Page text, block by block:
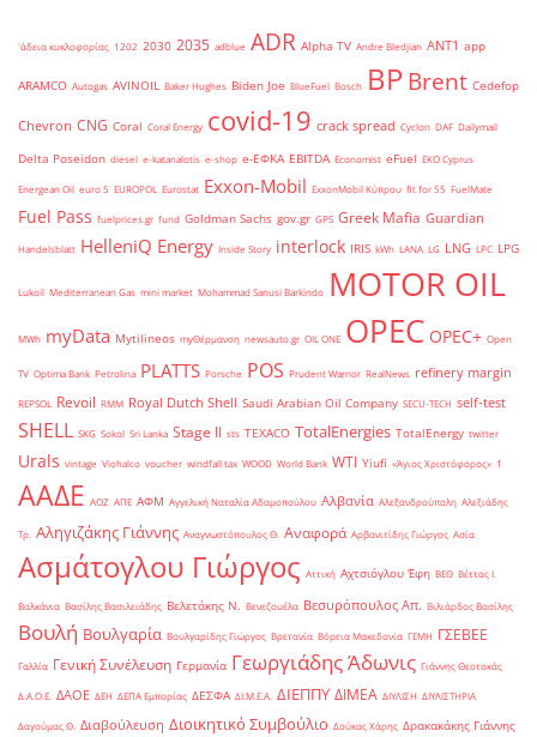
'άδεια κυκλοφορίας 1202 2030 2035 adblue ADR Alpha TV Andre Bledjian ANT1 app
ARAMCO Autogas AVINOIL Baker Hughes Biden Joe BlueFuel Bosch BPBrent Cedefop
Chevron CNG Coral Coral Energy covid-19 crack spread Cyclon DAF Dailymail
Delta Poseidon diesel e-katanalotis e-shop e-ΕΦΚΑ EBITDA Economist eFuel EKO Cyprus
Energean Oil euro 5 EUROPOL Eurostat Exxon-Mobil ExxonMobil Κύπρου fit for 55 FuelMate
Fuel Pass fuelprices.gr fund Goldman Sachs gov.gr GPS Greek Mafia Guardian
Handelsblatt HelleniQ Energy Inside Story interlock IRIS kWh LANA LG LNG LPC LPG
Lukoil Mediterranean Gas mini market Mohammad Sanusi Barkindo MOTOR OIL
MWh myData Mytilineos myΘέρμανση newsauto.gr OIL ONE OPEC OPEC+ Open
TV Optima Bank Petrolina PLATTS Porsche POS Prudent Warrior RealNews refinery margin
REPSOL Revoil RMM Royal Dutch Shell Saudi Arabian Oil Company SECU-TECH self-test
SHELL SKG Sokol Sri Lanka Stage II sts TEXACO TotalEnergies TotalEnergy twitter
Urals vintage Viohalco voucher windfall tax WOOD World Bank WTI Yiufi «Άγιος Χριστόφορος» ΄1
ΑΑΔΕ ΑΟΖ ΑΠΕ ΑΦΜ Αγγελική Ναταλία Αδαμοπούλου Αλβανία Αλεξανδρούπολη Αλεξιάδης
Τρ. Αληγιζάκης Γιάννης Αναγνωστόπουλος Θ. Αναφορά Αρβανιτίδης Γιώργος Ασία
Ασμάτογλου Γιώργος Αττική Αχτσιόγλου Έφη ΒΕΘ Βέττας Ι.
Βαλκάνια Βασίλης Βασιλειάδης Βελετάκης Ν. Βενεζουέλα Βεσυρόπουλος Απ. Βιλιάρδος Βασίλης
Βουλή Βουλγαρία Βουλγαρίδης Γιώργος Βρετανία Βόρεια Μακεδονία ΓΕΜΗ ΓΣΕΒΕΕ
Γαλλία Γενική Συνέλευση Γερμανία Γεωργιάδης Άδωνις Γιάννης Θεοτοκάς
Δ.Α.Ο.Ε. ΔΑΟΕ ΔΕΗ ΔΕΠΑ Εμπορίας ΔΕΣΦΑ ΔΙ.Μ.Ε.Α. ΔΙΕΠΠΥ ΔΙΜΕΑ ΔΙΥΛΙΣΗ ΔΙΥΛΙΣΤΗΡΙΑ
Δαγούμας Θ. Διαβούλευση Διοικητικό Συμβούλιο Δούκας Χάρης Δρακακάκης Γιάννης